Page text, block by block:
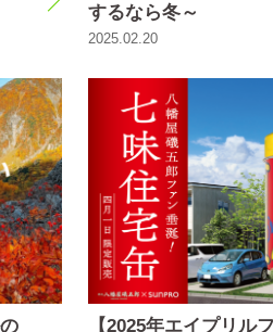
するなら冬～
2025.02.20
【2025年エイプリル